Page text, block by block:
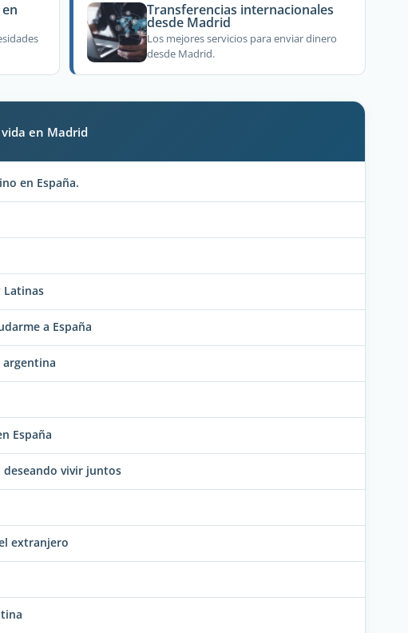
Transferencias internacionales
desde Madrid
Los mejores servicios para enviar dinero
desde Madrid.
en Madrid
en España.
Latinas
a España
argentina
España
deseando vivir juntos
extranjero